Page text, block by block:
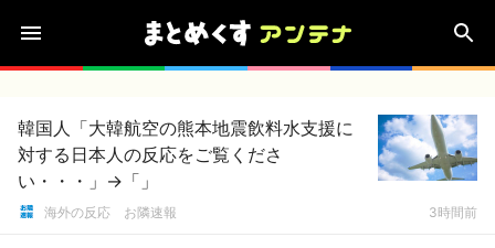
韓国人「大韓航空の熊本地震飲料水支援に
対する日本人の反応をご覧くださ
い・・・」→「」
海外の反応 お隣速報 3時間前